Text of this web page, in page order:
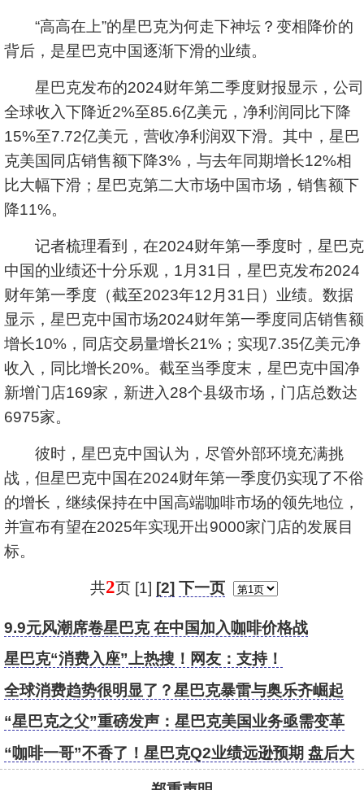
“高高在上”的星巴克为何走下神坛？变相降价的
背后，是星巴克中国逐渐下滑的业绩。
星巴克发布的2024财年第二季度财报显示，公司
全球收入下降近2%至85.6亿美元，净利润同比下降
15%至7.72亿美元，营收净利润双下滑。其中，星巴
克美国同店销售额下降3%，与去年同期增长12%相
比大幅下滑；星巴克第二大市场中国市场，销售额下
降11%。
记者梳理看到，在2024财年第一季度时，星巴克
中国的业绩还十分乐观，1月31日，星巴克发布2024
财年第一季度（截至2023年12月31日）业绩。数据
显示，星巴克中国市场2024财年第一季度同店销售额
增长10%，同店交易量增长21%；实现7.35亿美元净
收入，同比增长20%。截至当季度末，星巴克中国净
新增门店169家，新进入28个县级市场，门店总数达
6975家。
彼时，星巴克中国认为，尽管外部环境充满挑
战，但星巴克中国在2024财年第一季度仍实现了不俗
的增长，继续保持在中国高端咖啡市场的领先地位，
并宣布有望在2025年实现开出9000家门店的发展目
标。
共2页 [1] [2] 下一页
9.9元风潮席卷星巴克 在中国加入咖啡价格战
星巴克“消费入座”上热搜！网友：支持！
全球消费趋势很明显了？星巴克暴雷与奥乐齐崛起
“星巴克之父”重磅发声：星巴克美国业务亟需变革
“咖啡一哥”不香了！星巴克Q2业绩远逊预期 盘后大